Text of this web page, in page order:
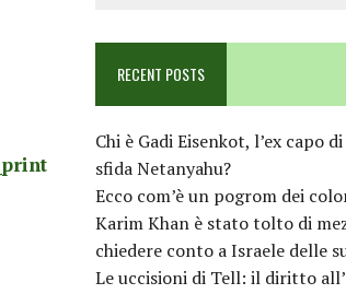
RECENT POSTS
Chi è Gadi Eisenkot, l’ex capo
sfida Netanyahu?
Ecco com’è un pogrom dei
Karim Khan è stato tolto di
chiedere conto a Israele delle
Le uccisioni di Tell: il diritto